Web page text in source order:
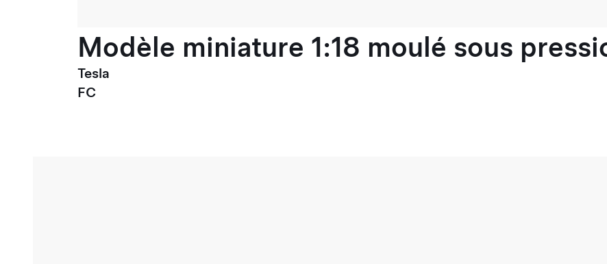
Modèle miniature 1:18 moulé sous
Tesla
FC